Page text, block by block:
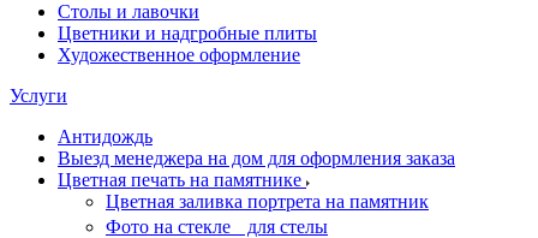
Столы и лавочки
Цветники и надгробные плиты
Художественное оформление
Услуги
Антидождь
Выезд менеджера на дом для оформления заказа
Цветная печать на памятнике
Цветная заливка портрета на памятник
Фото на стекле для стелы